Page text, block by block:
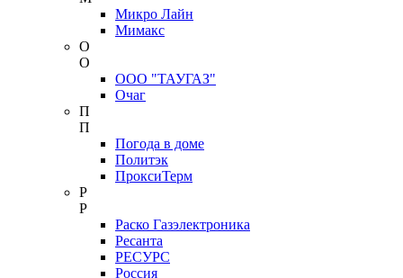
Микро Лайн
Мимакс
О
О
ООО "ТАУГАЗ"
Очаг
П
П
Погода в доме
Политэк
ПроксиТерм
Р
Р
Раско Газэлектроника
Ресанта
РЕСУРС
Россия